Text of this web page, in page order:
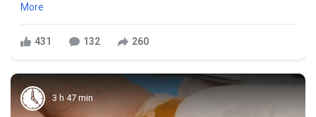
More
431 132 260
3 h 47 min